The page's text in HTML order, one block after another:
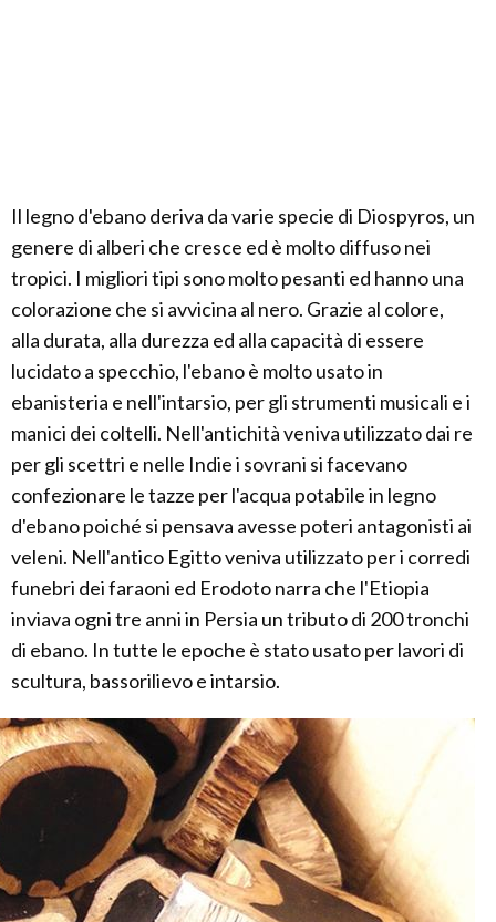
Il legno d'ebano deriva da varie specie di Diospyros, un
genere di alberi che cresce ed è molto diffuso nei
tropici. I migliori tipi sono molto pesanti ed hanno una
colorazione che si avvicina al nero. Grazie al colore,
alla durata, alla durezza ed alla capacità di essere
lucidato a specchio, l'ebano è molto usato in
ebanisteria e nell'intarsio, per gli strumenti musicali e i
manici dei coltelli. Nell'antichità veniva utilizzato dai re
per gli scettri e nelle Indie i sovrani si facevano
confezionare le tazze per l'acqua potabile in legno
d'ebano poiché si pensava avesse poteri antagonisti ai
veleni. Nell'antico Egitto veniva utilizzato per i corredi
funebri dei faraoni ed Erodoto narra che l'Etiopia
inviava ogni tre anni in Persia un tributo di 200 tronchi
di ebano. In tutte le epoche è stato usato per lavori di
scultura, bassorilievo e intarsio.